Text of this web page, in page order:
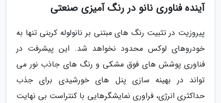
آینده فناوری نانو در رنگ آمیزی صنعتی
پیروزیت در تثبیت رنگ های مبتنی بر نانولوله کربنی تنها به
خودروهای لوکس محدود نخواهد شد. این پیشرفت در
فناوری پوشش های فوق مشکی و رنگ های جاذب نور می
تواند در بهینه سازی پنل های خورشیدی برای جذب
حداکثری انرژی، فراوری نمایشگرهایی با کنتراست بی نهایت